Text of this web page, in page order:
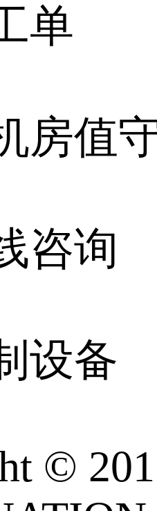
单
房值
咨询
设备
©